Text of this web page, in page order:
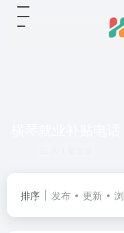
排序 发布 更新